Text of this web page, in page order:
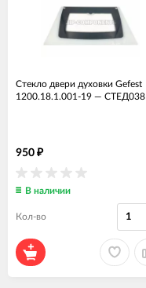
Стекло двери духовки Gefest
1200.18.1.001-19 — СТЕД038
950 ₽
В наличии
Кол-во